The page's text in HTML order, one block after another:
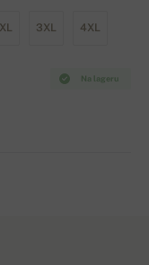
3XL 4XL
Na lageru